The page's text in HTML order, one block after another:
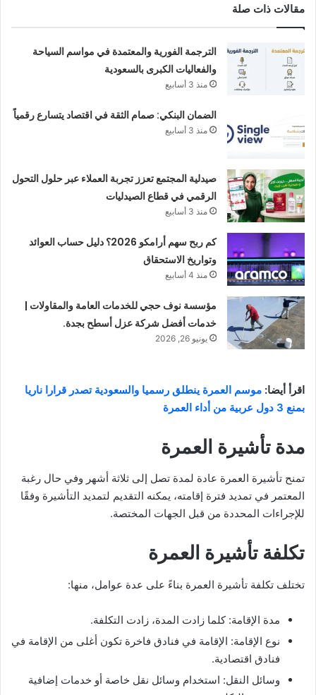
مقالات ذات صلة
الترجمة الفورية والمعتمدة في مواسم السياحة
والفعاليات الكبرى بالسعودية
منذ 3 أسابيع
الضمان البنكي: صمام الثقة في اقتصاد يتسارع رقمياً
منذ 3 أسابيع
صيدلية المجتمع تعزز تجربة العملاء عبر حلول التحول
الرقمي في قطاع الصيدليات
منذ 3 أسابيع
كم ربح سهم أرامكو 2026؟ دليل حساب العوائد
وتواريخ الاستحقاق
منذ 4 أسابيع
مؤسسة نوف حجي للخدمات العامة والمقاولات |
خدمات أفضل شركة عزل أسطح بجدة.
يونيو 26, 2026
اقرأ أيضا: موسم العمرة ينطلق رسميا والسعودية تصدر قرارا ناريا
بمنع 3 دول عربية من أداء العمرة
مدة تأشيرة العمرة
تمنح تأشيرة العمرة عادة لمدة تصل إلى ثلاثة أشهر وفي حال رغبة
المعتمر في تمديد فترة إقامته، يمكنه التقديم لتمديد التأشيرة وفقًا
للإجراءات المحددة من قبل الجهات المختصة.
تكلفة تأشيرة العمرة
تختلف تكلفة تأشيرة العمرة بناءً على عدة عوامل، منها:
مدة الإقامة: كلما زادت المدة، زادت التكلفة.
نوع الإقامة: الإقامة في فنادق فاخرة تكون أغلى من الإقامة في
فنادق اقتصادية.
وسائل النقل: استخدام وسائل نقل خاصة أو خدمات إضافية